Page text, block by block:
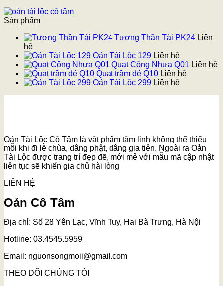
Sản phẩm
Tượng Thần Tài PK24 Liên
hệ
Oản Tài Lộc 129 Liên hệ
Quạt Công Nhựa Q01 Liên hệ
Quạt trầm dẻ Q10 Liên hệ
Oản Tài Lộc 299 Liên hệ
Oản Tài Lộc Cô Tâm là vật phẩm tâm linh không thể thiếu
mỗi khi đi lễ chùa, dâng phật, dâng gia tiên. Ngoài ra Oản
Tài Lộc được trang trí đẹp đẽ, mới mẻ với mẫu mã cập nhật
liên tục sẽ khiến gia chủ hài lòng
LIÊN HỆ
Oản Cô Tâm
Địa chỉ: Số 28 Yên Lạc, Vĩnh Tuy, Hai Bà Trưng, Hà Nội
Hotline: 03.4545.5959
Email: nguonsongmoii@gmail.com
THEO DÕI CHÚNG TÔI